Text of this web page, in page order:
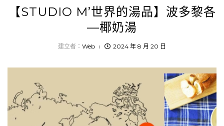
【STUDIO M’世界的湯品】波多黎各
—椰奶湯
建立者： Web 2024 年 8 月 20 日